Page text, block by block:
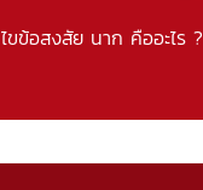
ไขข้อสงสัย นาก คืออะไร ?